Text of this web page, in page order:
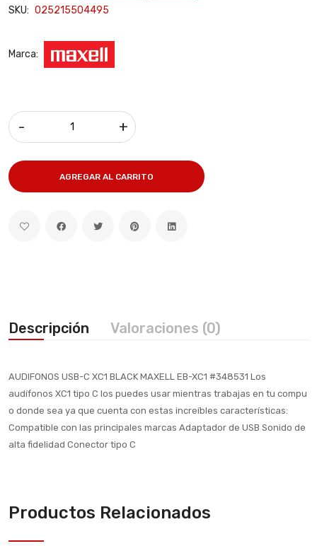
SKU: 025215504495
Marca:
- +
AGREGAR AL CARRITO
Descripción Valoraciones (0)
AUDIFONOS USB-C XC1 BLACK MAXELL EB-XC1 #348531 Los
audífonos XC1 tipo C los puedes usar mientras trabajas en tu compu
o donde sea ya que cuenta con estas increíbles características:
Compatible con las principales marcas Adaptador de USB Sonido de
alta fidelidad Conector tipo C
Productos Relacionados